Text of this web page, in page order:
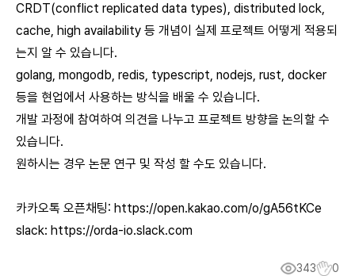
CRDT(conflict replicated data types), distributed lock,
cache, high availability 등 개념이 실제 프로젝트 어떻게 적용되
는지 알 수 있습니다.
golang, mongodb, redis, typescript, nodejs, rust, docker
등을 현업에서 사용하는 방식을 배울 수 있습니다.
개발 과정에 참여하여 의견을 나누고 프로젝트 방향을 논의할 수
있습니다.
원하시는 경우 논문 연구 및 작성 할 수도 있습니다.
카카오톡 오픈채팅: https://open.kakao.com/o/gA56tKCe
slack: https://orda-io.slack.com
343 0